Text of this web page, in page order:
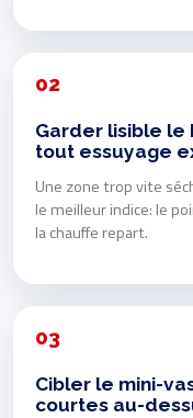
02
Garder lisible le
tout essuyage
Une zone trop vite
le meilleur indice: le
la chauffe repart.
03
Cibler le mini-
courtes au-